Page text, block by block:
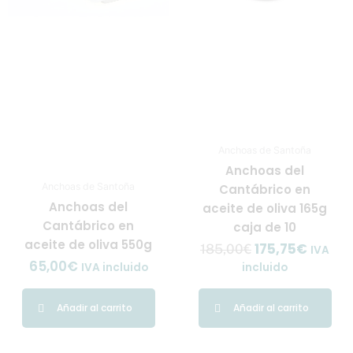
Anchoas del
Cantábrico en
aceite de oliva 550g
65,00€ IVA incluido
Añadir al carrito
Anchoas del
Cantábrico en
aceite de oliva 165g
caja de 10
185,00€ 175,75€ IVA
incluido
Añadir al carrito